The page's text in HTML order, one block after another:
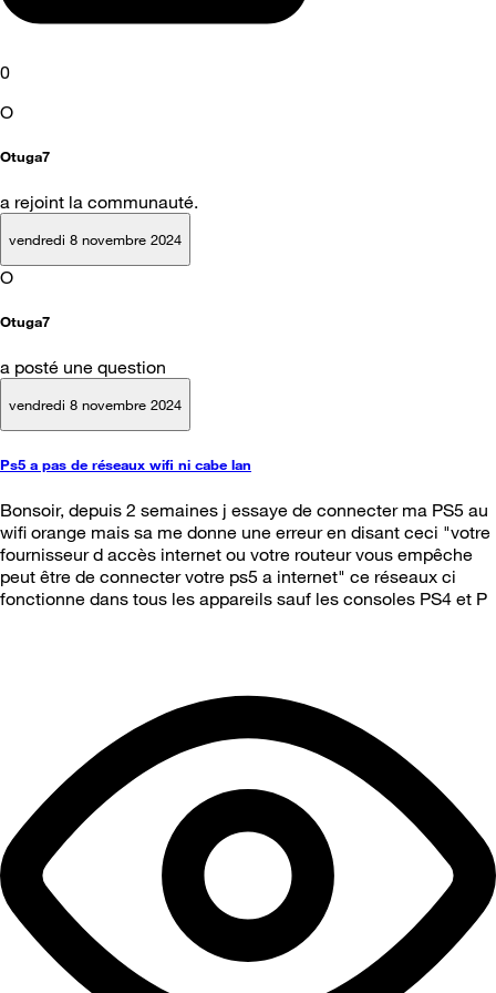
0
O
Otuga7
a rejoint la communauté.
vendredi 8 novembre 2024
O
Otuga7
a posté une question
vendredi 8 novembre 2024
Ps5 a pas de réseaux wifi ni cabe lan
Bonsoir, depuis 2 semaines j essaye de connecter ma PS5 au
wifi orange mais sa me donne une erreur en disant ceci "votre
fournisseur d accès internet ou votre routeur vous empêche
peut être de connecter votre ps5 a internet" ce réseaux ci
fonctionne dans tous les appareils sauf les consoles PS4 et P